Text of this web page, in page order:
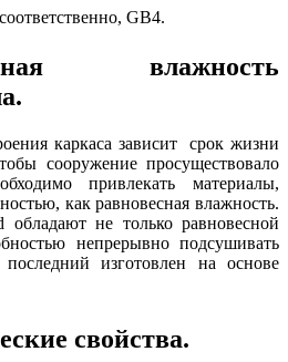
GB4.
влажность
каркаса зависит срок жизни
сооружение просуществовало
привлекать материалы,
как равновесная влажность.
не только равновесной
непрерывно подсушивать
изготовлен на основе
свойства.